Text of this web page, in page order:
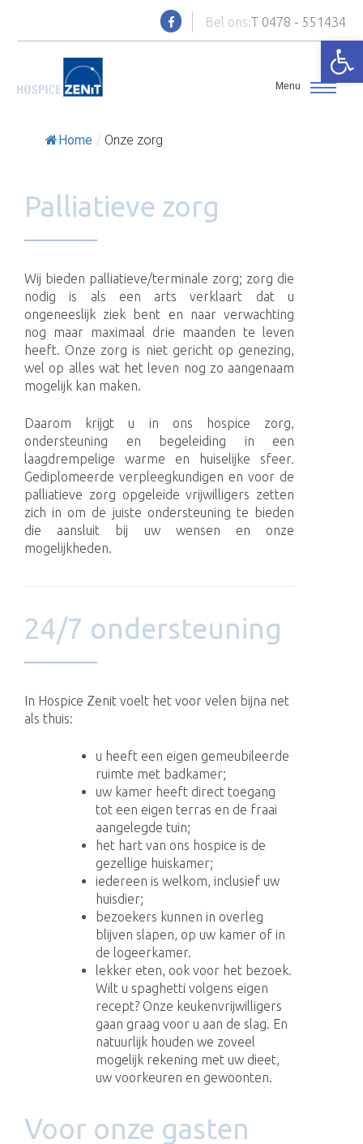
Bel ons:T 0478 - 551434
Home / Onze zorg
Palliatieve zorg
Wij bieden palliatieve/terminale zorg; zorg die
nodig is als een arts verklaart dat u
ongeneeslijk ziek bent en naar verwachting
nog maar maximaal drie maanden te leven
heeft. Onze zorg is niet gericht op genezing,
wel op alles wat het leven nog zo aangenaam
mogelijk kan maken.
Daarom krijgt u in ons hospice zorg,
ondersteuning en begeleiding in een
laagdrempelige warme en huiselijke sfeer.
Gediplomeerde verpleegkundigen en voor de
palliatieve zorg opgeleide vrijwilligers zetten
zich in om de juiste ondersteuning te bieden
die aansluit bij uw wensen en onze
mogelijkheden.
24/7 ondersteuning
In Hospice Zenit voelt het voor velen bijna net
als thuis:
u heeft een eigen gemeubileerde
ruimte met badkamer;
uw kamer heeft direct toegang
tot een eigen terras en de fraai
aangelegde tuin;
het hart van ons hospice is de
gezellige huiskamer;
iedereen is welkom, inclusief uw
huisdier;
bezoekers kunnen in overleg
blijven slapen, op uw kamer of in
de logeerkamer.
lekker eten, ook voor het bezoek.
Wilt u spaghetti volgens eigen
recept? Onze keukenvrijwilligers
gaan graag voor u aan de slag. En
natuurlijk houden we zoveel
mogelijk rekening met uw dieet,
uw voorkeuren en gewoonten.
Voor onze gasten